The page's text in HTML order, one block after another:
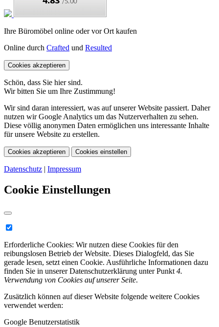
Ihre Büromöbel online oder vor Ort kaufen
Online durch Crafted und Resulted
Cookies akzeptieren
Schön, dass Sie hier sind.
Wir bitten Sie um Ihre Zustimmung!
Wir sind daran interessiert, was auf unserer Website passiert. Daher
nutzen wir Google Analytics um das Nutzerverhalten zu sehen.
Diese völlig anonymen Daten ermöglichen uns interessante Inhalte
für unsere Website zu erstellen.
Cookies akzeptieren Cookies einstellen
Datenschutz | Impressum
Cookie Einstellungen
Erforderliche Cookies: Wir nutzen diese Cookies für den
reibungslosen Betrieb der Website. Dieses Dialogfeld, das Sie
gerade lesen, setzt einen Cookie. Ausführliche Informationen dazu
finden Sie in unserer Datenschutzerklärung unter Punkt 4.
Verwendung von Cookies auf unserer Seite.
Zusätzlich können auf dieser Website folgende weitere Cookies
verwendet werden:
Google Benutzerstatistik